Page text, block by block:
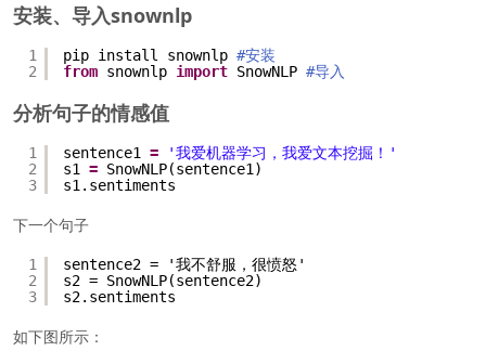
安装、导入snownlp
1
2
pip install snownlp #安装
from snownlp import SnowNLP #导入
分析句子的情感值
1
2
3
sentence1 =
'我爱机器学习，我爱文本挖掘！'
s1 = SnowNLP(sentence1)
s1.sentiments
下一个句子
1
2
3
sentence2 = '我不舒服，很愤怒'
s2 = SnowNLP(sentence2)
s2.sentiments
如下图所示：